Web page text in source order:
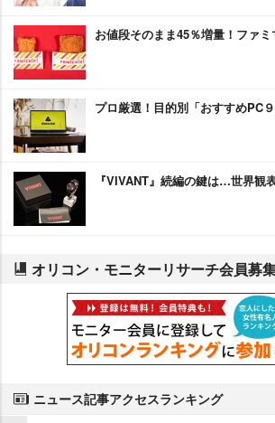
お値段そのまま45％増量！ファ
プロ厳選！目的別「おすすめPC
『VIVANT』続編の鍵は…世界観
オリコン・モニターリサーチ会員募
ニュース記事アクセスランキング